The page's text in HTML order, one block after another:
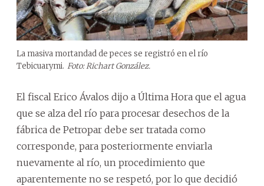
La masiva mortandad de peces se registró en el río
Tebicuarymi. Foto: Richart González.
El fiscal Erico Ávalos dijo a Última Hora que el agua
que se alza del río para procesar desechos de la
fábrica de Petropar debe ser tratada como
corresponde, para posteriormente enviarla
nuevamente al río, un procedimiento que
aparentemente no se respetó, por lo que decidió